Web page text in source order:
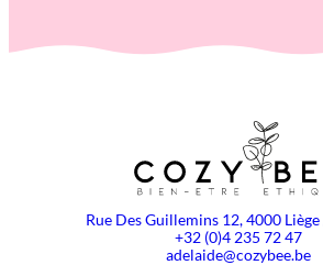
Rue Des Guillemins 12, 4000
+32 (0)4 235 72 47
adelaide@cozybee.be